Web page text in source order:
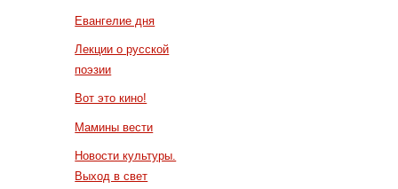
Евангелие дня
Лекции о русской
поэзии
Вот это кино!
Мамины вести
Новости культуры.
Выход в свет